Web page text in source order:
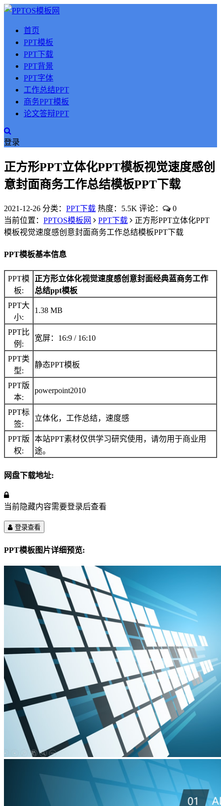
首页
PPT模板
PPT下载
PPT背景
PPT字体
工作总结PPT
商务PPT模板
论文答辩PPT
登录
正方形PPT立体化PPT模板视觉速度感创
意封面商务工作总结模板PPT下载
2021-12-26 分类： PPT下载 热度：5.5K 评论：
0
当前位置： PPTOS模板网 PPT下载
正方形PPT立体化PPT
模板视觉速度感创意封面商务工作总结模板PPT下载
PPT模板基本信息
PPT模
板:
正方形立体化视觉速度感创意封面经典蓝商务工作
总结ppt模板
PPT大
小:
1.38 MB
PPT比
例:
宽屏：16:9 / 16:10
PPT类
型:
静态PPT模板
PPT版
本:
powerpoint2010
PPT标
签:
立体化，工作总结，速度感
PPT版
权:
本站PPT素材仅供学习研究使用，请勿用于商业用
途。
网盘下载地址:
当前隐藏内容需要登录后查看
登录查看
PPT模板图片详细预览: